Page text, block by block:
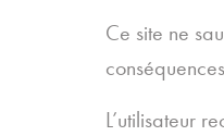
Ce site ne
L’utilisateur